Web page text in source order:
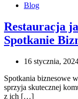
Blog
Restauracja
Spotkanie
16 stycznia,
Spotkania biznesowe
sprzyja skutecznej
z ich […]